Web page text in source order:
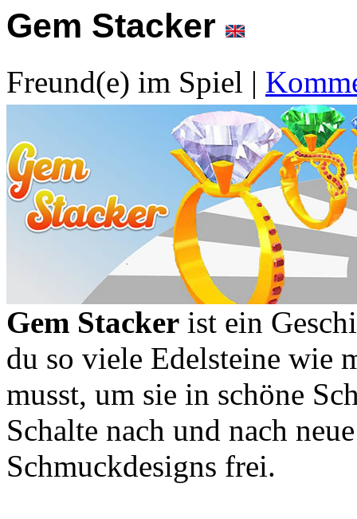
Gem Stacker
Freund(e) im Spiel |
Gem Stacker ist ein
du so viele Edelsteine wie
musst, um sie in schöne
Schalte nach und nach
Schmuckdesigns frei.